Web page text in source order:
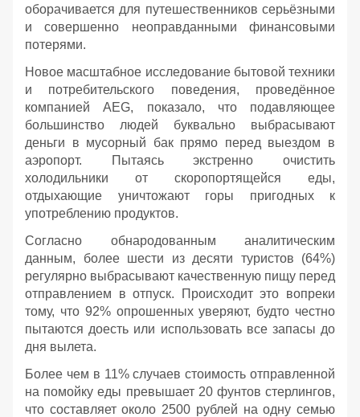
оборачивается для путешественников серьёзными
и совершенно неоправданными финансовыми
потерями.
Новое масштабное исследование бытовой техники
и потребительского поведения, проведённое
компанией AEG, показало, что подавляющее
большинство людей буквально выбрасывают
деньги в мусорный бак прямо перед выездом в
аэропорт. Пытаясь экстренно очистить
холодильники от скоропортящейся еды,
отдыхающие уничтожают горы пригодных к
употреблению продуктов.
Согласно обнародованным аналитическим
данным, более шести из десяти туристов (64%)
регулярно выбрасывают качественную пищу перед
отправлением в отпуск. Происходит это вопреки
тому, что 92% опрошенных уверяют, будто честно
пытаются доесть или использовать все запасы до
дня вылета.
Более чем в 11% случаев стоимость отправленной
на помойку еды превышает 20 фунтов стерлингов,
что составляет около 2500 рублей на одну семью